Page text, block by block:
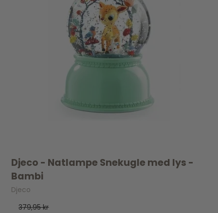
Djeco - Natlampe Snekugle med lys -
Bambi
Djeco
379,95 kr